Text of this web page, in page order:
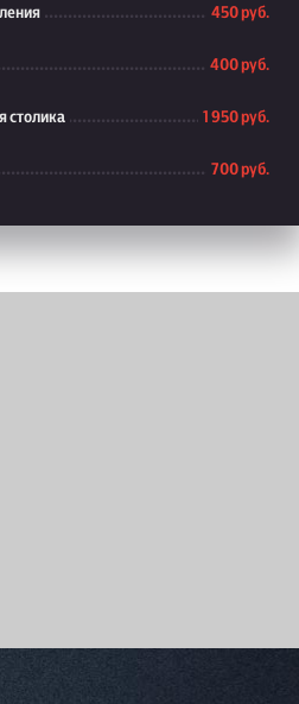
450 руб.
400 руб.
столика 1 950 руб.
700 руб.